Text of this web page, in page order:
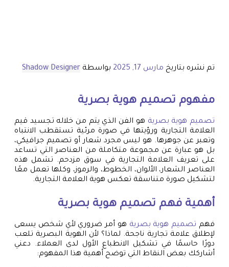
تم نشره بتاريخ مارس 17, 2025 بواسطة Shadow Designer
مفهوم تصميم هوية بصرية
تصميم هوية بصرية هو الفن الذي يتم من خلاله تجسيد قيم
العلامة التجارية ورؤيتها في صورة مرئية تستقطب الانتباه
وتعبر عن جوهرها. هو ليس مجرد شعار أو تصميم جرافيكي،
بل هو عبارة عن مجموعة متكاملة من العناصر التي تساعد
على تعريف العلامة التجارية في سوق مزدحم. تشمل هذه
العناصر الشعار، الألوان، الخطوط، والرموز، وكلها تعمل معًا
لتشكيل صورة متناسقة تعكس هوية العلامة التجارية.
أهمية فهم تصميم هوية بصرية
فهم تصميم هوية بصرية هو أمر ضروري لأي شخص يسعى
لإطلاق علامة تجارية ناجحة. لماذا؟ لأن الهوية البصرية تلعب
دورًا حاسمًا في تشكيل الانطباع الأول لدى العملاء. دعني
أشاركك بعض النقاط التي توضح أهمية هذا المفهوم: